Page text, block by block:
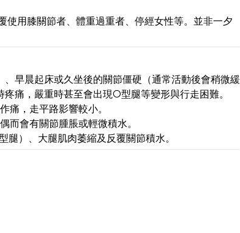
用膝關節者、體重過重者、停經女性等。並非一夕
早晨起床或久坐後的關節僵硬（通常活動後會稍微緩
痛，嚴重時甚至會出現O型腿等變形與行走困難。
痛，走平路影響較小。
而會有關節腫脹或輕微積水。
腿）、大腿肌肉萎縮及反覆關節積水。